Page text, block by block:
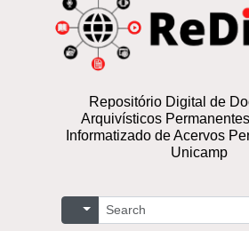
Repositório Digital de
Arquivísticos
Informatizado de Acervos
Unicamp
Buscar
Opções de busca